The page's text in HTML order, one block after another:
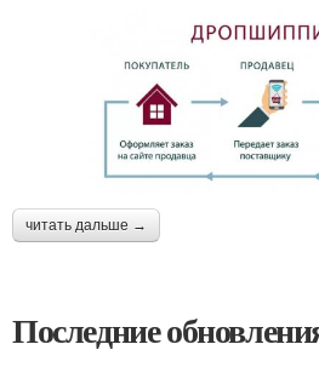
читать дальше →
Последние